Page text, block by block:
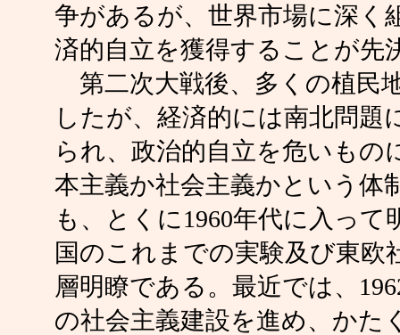
争があるが、世界市場に深く
済的自立を獲得することが先
第二次大戦後、多くの植民
したが、経済的には南北問
られ、政治的自立を危いもの
本主義か社会主義かという体
も、とくに1960年代に入っ
国のこれまでの実験及び東
層明瞭である。最近では、
の社会主義建設を進め、かた